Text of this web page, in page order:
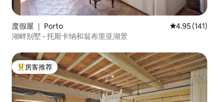
度假屋 ｜ Porto 平均评分 4.95
4.95 (141)
湖畔别墅 - 托斯卡纳和翁布里亚湖景
热门「房客推荐」
房客推荐